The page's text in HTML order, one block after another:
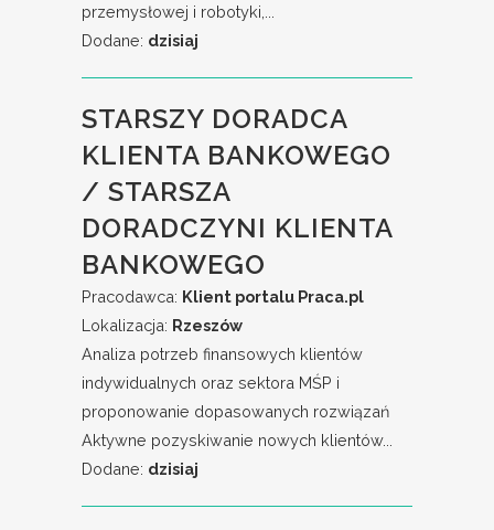
przemysłowej i robotyki,...
Dodane: dzisiaj
STARSZY DORADCA
KLIENTA BANKOWEGO
/ STARSZA
DORADCZYNI KLIENTA
BANKOWEGO
Pracodawca: Klient portalu Praca.pl
Lokalizacja: Rzeszów
Analiza potrzeb finansowych klientów
indywidualnych oraz sektora MŚP i
proponowanie dopasowanych rozwiązań
Aktywne pozyskiwanie nowych klientów...
Dodane: dzisiaj